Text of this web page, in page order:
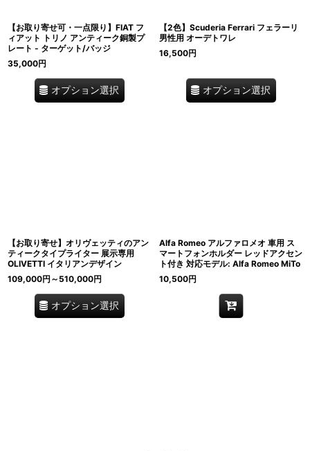
【お取り寄せ可・一点限り】FIAT フ
ィアット トリノ アンティーク銅製プ
レート - ターゲット/バッジ
35,000円
オプション選択
【2色】Scuderia Ferrari フェラーリ
男性用 オーデトワレ
16,500円
オプション選択
【お取り寄せ】オリヴェッティのアン
ティークタイプライター 展示専用
OLIVETTI イタリアンデザイン
109,000円 ～510,000円
オプション選択
Alfa Romeo アルファロメオ 車用 ス
マートフォンホルダー レッドアクセン
ト付き 対応モデル: Alfa Romeo MiTo
10,500円